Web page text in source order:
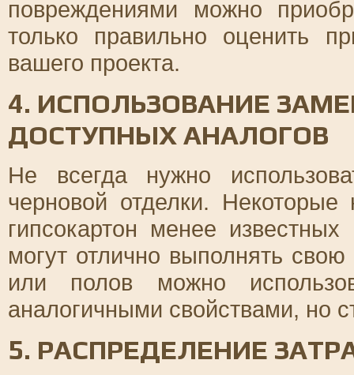
повреждениями можно
только правильно оценить
вашего проекта.
4. ИСПОЛЬЗОВАНИЕ
ДОСТУПНЫХ АНАЛОГОВ
Не всегда нужно
черновой отделки.
гипсокартон менее
могут отлично выполнять
или полов можно
аналогичными свойствами, но
5. РАСПРЕДЕЛЕНИЕ